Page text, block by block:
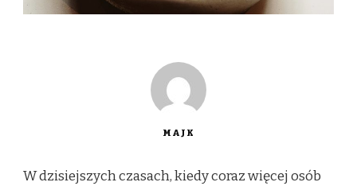
MAJK
W dzisiejszych czasach, kiedy coraz więcej osób